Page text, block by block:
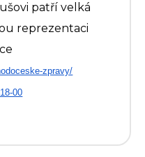
patří velká
reprezentaci
zpravy/
00